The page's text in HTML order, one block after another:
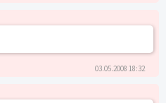
03.05.2008 18:32